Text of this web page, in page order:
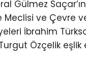
Gülmez Saçar’ın
Meclisi ve Çevre
İbrahim
Özçelik eşlik